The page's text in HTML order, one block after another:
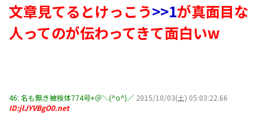
文章見てるとけっこう>>1が真面目な
人ってのが伝わってきて面白いw
46: 名も無き被検体774号+＠＼(^o^)／ 2015/10/03(土) 05:03:22.66
ID:jlJYVBgO0.net